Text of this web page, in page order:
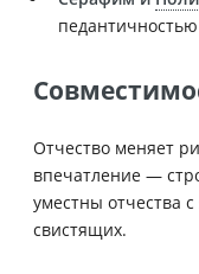
Отчество меняет
впечатление —
уместны отчества
свистящих.